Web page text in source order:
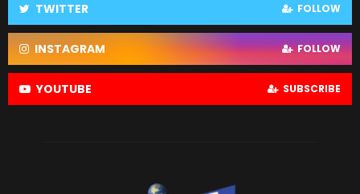
TWITTER FOLLOW
INSTAGRAM FOLLOW
YOUTUBE SUBSCRIBE